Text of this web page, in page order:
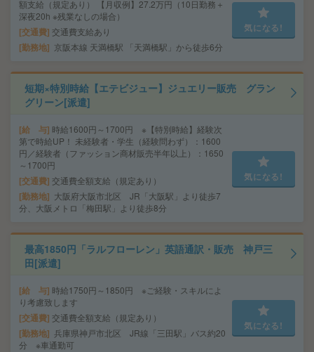
額支給（規定あり） 【月収例】27.2万円（10日勤務＋
深夜20h ※残業なしの場合）
交通費 交通費支給あり
勤務地 京阪本線 天満橋駅 「天満橋駅」から徒歩6分
気になる!
短期×特別時給【エテビジュー】ジュエリー販売 グラン
グリーン[派遣]
給 与 時給1600円～1700円 ※【特別時給】経験次
第で時給UP！ 未経験者・学生（経験問わず）：1600
円／経験者（ファッション商材販売半年以上）：1650
～1700円
交通費 交通費全額支給（規定あり）
勤務地
大阪府大阪市北区 JR「大阪駅」より徒歩7
分、大阪メトロ「梅田駅」より徒歩8分
気になる!
最高1850円「ラルフローレン」英語通訳・販売 神戸三
田[派遣]
給 与 時給1750円～1850円 ※ご経験・スキルによ
り考慮致します
交通費 交通費全額支給（規定あり）
勤務地 兵庫県神戸市北区 JR線「三田駅」バス約20
分 ※車通勤可
気になる!